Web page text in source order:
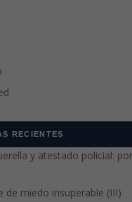
RECIENTES
y atestado policial:
de miedo insuperable (III)